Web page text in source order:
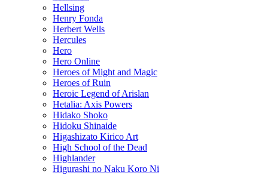
Hellsing
Henry Fonda
Herbert Wells
Hercules
Hero
Hero Online
Heroes of Might and Magic
Heroes of Ruin
Heroic Legend of Arislan
Hetalia: Axis Powers
Hidako Shoko
Hidoku Shinaide
Higashizato Kirico Art
High School of the Dead
Highlander
Higurashi no Naku Koro Ni